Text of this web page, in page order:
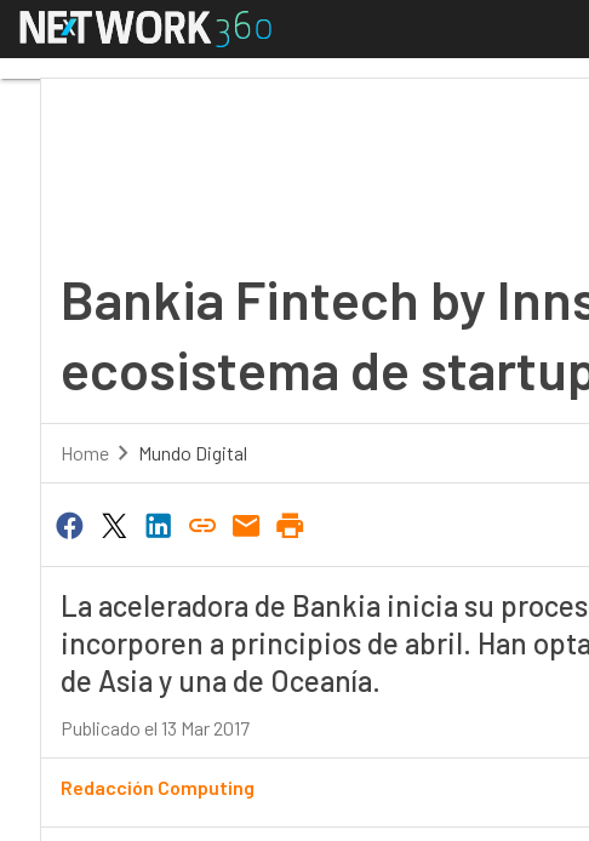
Menú
Bankia Fintech by
ecosistema de
Home Mundo Digital
La aceleradora de Bankia inicia su
incorporen a principios de abril. Han
de Asia y una de Oceanía.
Publicado el 13 Mar 2017
Redacción Computing